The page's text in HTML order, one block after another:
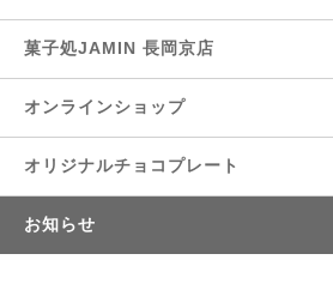
菓子処JAMIN 長岡京店
オンラインショップ
オリジナルチョコプレート
お知らせ